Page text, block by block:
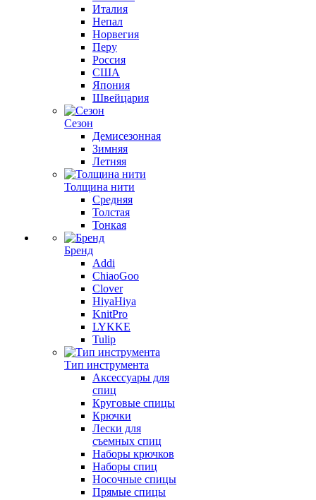
Италия
Непал
Норвегия
Перу
Россия
США
Япония
Швейцария
Сезон
Демисезонная
Зимняя
Летняя
Толщина нити
Средняя
Толстая
Тонкая
Бренд
Addi
ChiaoGoo
Clover
HiyaHiya
KnitPro
LYKKE
Tulip
Тип инструмента
Аксессуары для
спиц
Круговые спицы
Крючки
Лески для
съемных спиц
Наборы крючков
Наборы спиц
Носочные спицы
Прямые спицы